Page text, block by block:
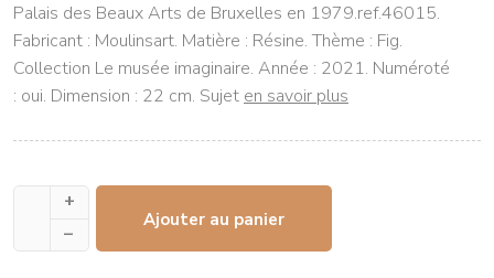
Palais des Beaux Arts de Bruxelles en 1979.ref.46015.
Fabricant : Moulinsart. Matière : Résine. Thème : Fig.
Collection Le musée imaginaire. Année : 2021. Numéroté
: oui. Dimension : 22 cm. Sujet en savoir plus
+
–
Ajouter au panier